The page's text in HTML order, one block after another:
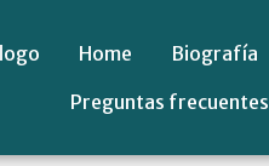
Home Biografía
Preguntas frecuentes